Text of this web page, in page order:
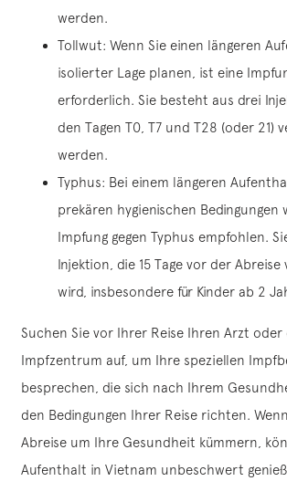
werden.
Tollwut: Wenn Sie einen längeren
isolierter Lage planen, ist eine
erforderlich. Sie besteht aus drei
den Tagen T0, T7 und T28 (oder 21)
werden.
Typhus: Bei einem längeren
prekären hygienischen Bedingungen
Impfung gegen Typhus empfohlen.
Injektion, die 15 Tage vor der
wird, insbesondere für Kinder ab 2
Suchen Sie vor Ihrer Reise Ihren Arzt oder
Impfzentrum auf, um Ihre speziellen
besprechen, die sich nach Ihrem
den Bedingungen Ihrer Reise richten.
Abreise um Ihre Gesundheit kümmern,
Aufenthalt in Vietnam unbeschwert